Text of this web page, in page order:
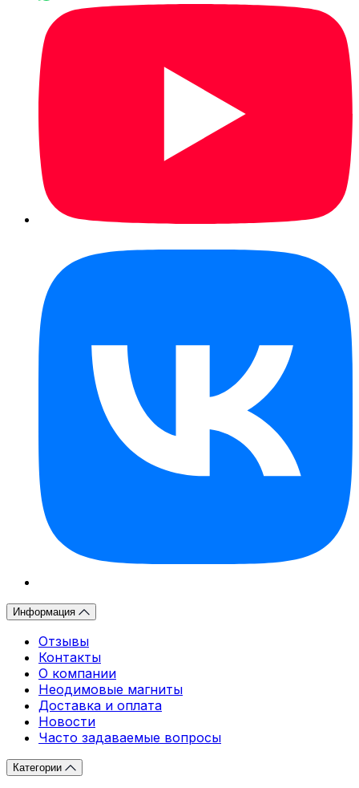
Информация
Отзывы
Контакты
О компании
Неодимовые магниты
Доставка и оплата
Новости
Часто задаваемые вопросы
Категории